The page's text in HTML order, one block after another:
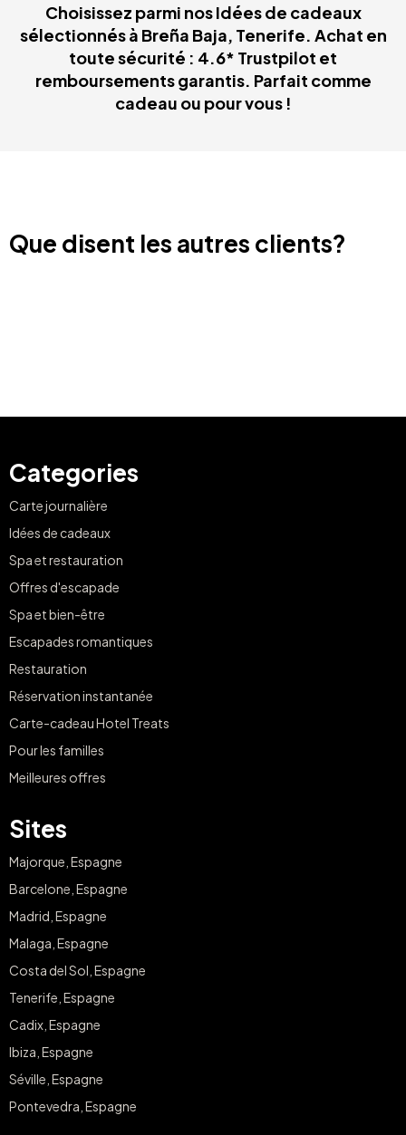
Choisissez parmi nos Idées de cadeaux
sélectionnés à Breña Baja, Tenerife. Achat en
toute sécurité : 4.6* Trustpilot et
remboursements garantis. Parfait comme
cadeau ou pour vous !
Que disent les autres clients?
Categories
Carte journalière
Idées de cadeaux
Spa et restauration
Offres d'escapade
Spa et bien-être
Escapades romantiques
Restauration
Réservation instantanée
Carte-cadeau Hotel Treats
Pour les familles
Meilleures offres
Sites
Majorque, Espagne
Barcelone, Espagne
Madrid, Espagne
Malaga, Espagne
Costa del Sol, Espagne
Tenerife, Espagne
Cadix, Espagne
Ibiza, Espagne
Séville, Espagne
Pontevedra, Espagne